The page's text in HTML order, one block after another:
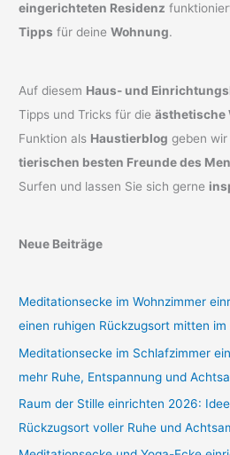
eingerichteten Residenz
Tipps für deineWohnung.
Auf diesem Haus- und
Tipps und Tricks für dieästhetische
Funktion als Haustierblog geben
tierischen besten Freunde des
Surfen und lassen Sie sich gerne
Neue Beiträge
Meditationsecke im Wohnzimmer
einen ruhigen Rückzugsort mitten im
Meditationsecke im Schlafzimmer
mehr Ruhe, Entspannung und
Raum der Stille einrichten 2026:
Rückzugsort voller Ruhe und